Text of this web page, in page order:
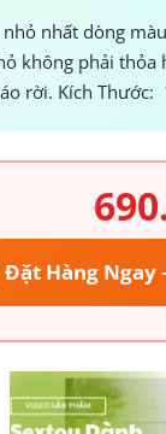
nhỏ nhất dòng
không phải
rời. Kích Thước:
Đặt Hàng